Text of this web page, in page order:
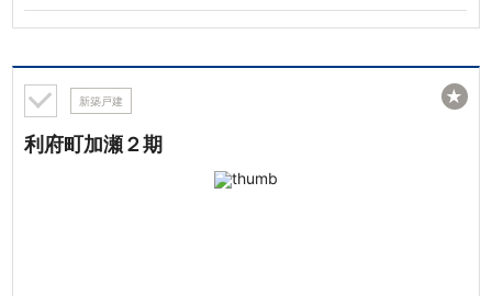
新築戸建
利府町加瀬２期
★